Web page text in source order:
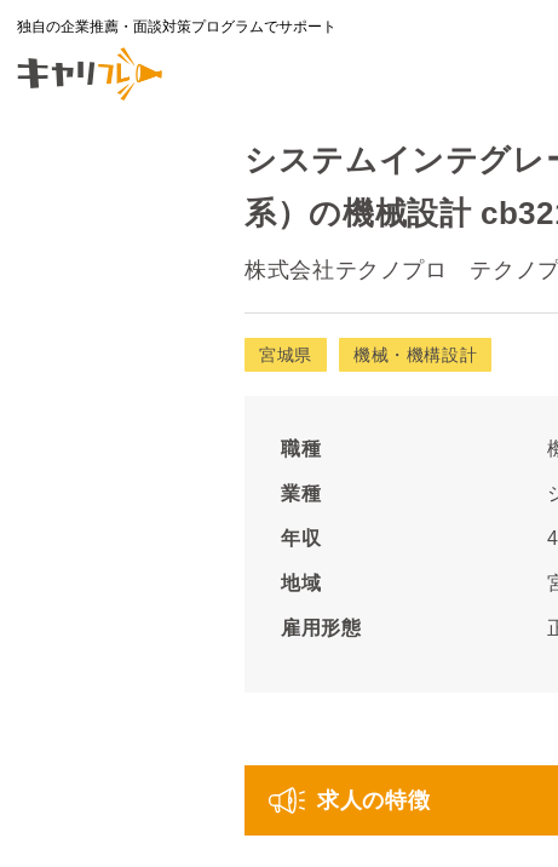
独自の企業推薦・面談対策プログラムでサポート
システムインテグレ
系）の機械設計
株式会社テクノプロ テクノ
宮城県 機械・機構設計
職種
業種
年収
地域
雇用形態
求人の特徴